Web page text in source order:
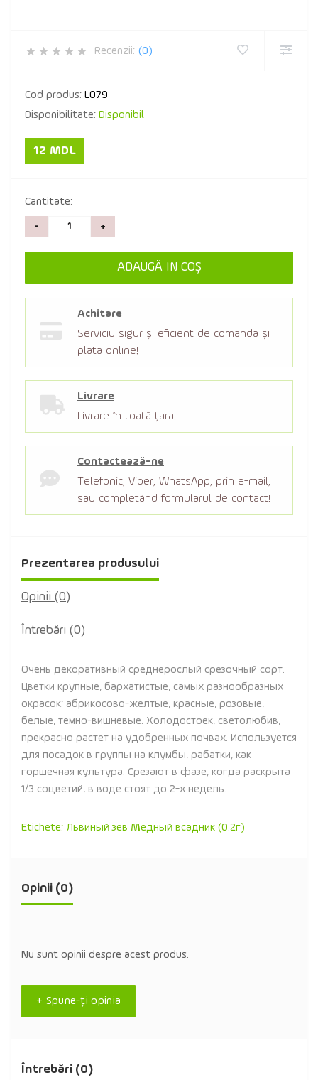
Recenzii: (0)
Cod produs: L079
Disponibilitate: Disponibil
12 MDL
Cantitate:
- +
ADAUGĂ IN COŞ
Achitare
Serviciu sigur şi eficient de comandă şi
plată online!
Livrare
Livrare în toată țara!
Contactează-ne
Telefonic, Viber, WhatsApp, prin e-mail,
sau completând formularul de contact!
Prezentarea produsului
Opinii (0)
Întrebări (0)
Очень декоративный среднерослый срезочный сорт.
Цветки крупные, бархатистые, самых разнообразных
окрасок: абрикосово-желтые, красные, розовые,
белые, темно-вишневые. Холодостоек, светолюбив,
прекрасно растет на удобренных почвах. Используется
для посадок в группы на клумбы, рабатки, как
горшечная культура. Срезают в фазе, когда раскрыта
1/3 соцветий, в воде стоят до 2-х недель.
Etichete: Львиный зев Медный всадник (0.2г)
Opinii (0)
Nu sunt opinii despre acest produs.
+ Spune-ţi opinia
Întrebări (0)